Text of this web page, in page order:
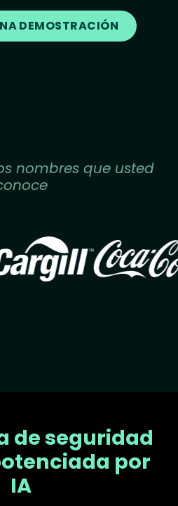
DEMOSTRACIÓN
nombres que usted
Image
de seguridad
por
IA